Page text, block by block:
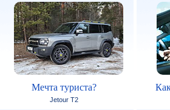
Мечта туриста?
Jetour T2